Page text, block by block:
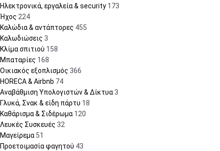
Ηλεκτρονικά, εργαλεία & security 173
Ήχος 224
Καλώδια & αντάπτορες 455
Καλωδιώσεις 3
Κλίμα σπιτιού 158
Μπαταρίες 168
Οικιακός εξοπλισμός 366
HORECA & Airbnb 74
Αναβάθμιση Υπολογιστών & Δίκτυα 3
Γλυκά, Σνακ & είδη πάρτυ 18
Καθάρισμα & Σιδέρωμα 120
Λευκές Συσκευές 32
Μαγείρεμα 51
Προετοιμασία φαγητού 43